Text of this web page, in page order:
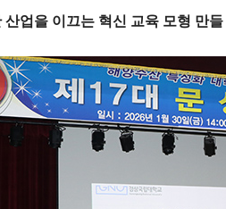
산업을 이끄는 혁신 교육 모형 만